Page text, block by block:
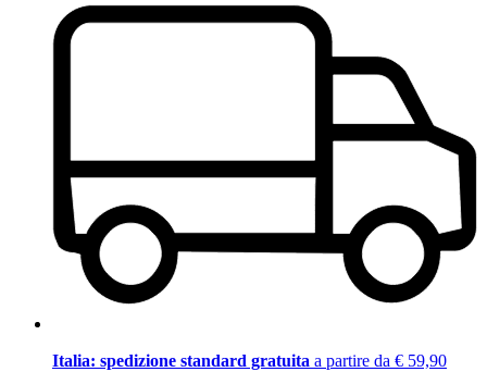
Italia: spedizione standard gratuita a partire da € 59,90